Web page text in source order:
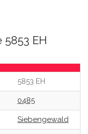
EH
5853 EH
0485
Siebengewald